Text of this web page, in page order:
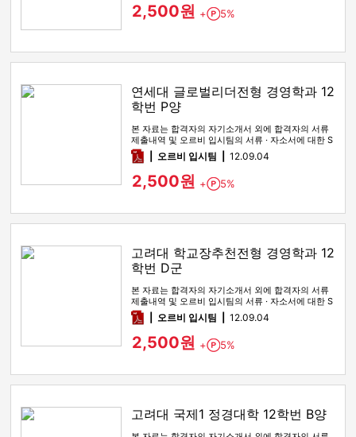
2,500원 + Point
5%
연세대 글로벌리더전형 경영학과 12
학번 P양
본 자료는 합격자의 자기소개서 외에 합격자의 서류
제출내역 및 오르비 입시팀의 서류 · 자소서에 대한 S
WOT 분석이 포함돼 …
pdf오르비 입시팀 12.09.04
2,500원 + Point
5%
고려대 학교장추천전형 경영학과 12
학번 D군
본 자료는 합격자의 자기소개서 외에 합격자의 서류
제출내역 및 오르비 입시팀의 서류 · 자소서에 대한 S
WOT 분석이 포함돼 …
pdf오르비 입시팀 12.09.04
2,500원 + Point
5%
고려대 국제1 정경대학 12학번 B양